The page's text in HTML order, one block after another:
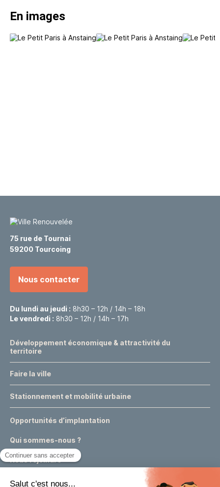
En images
75 rue de Tournai
59200 Tourcoing
Nous contacter
Du lundi au jeudi : 8h30 – 12h / 14h – 18h
Le vendredi : 8h30 – 12h / 14h – 17h
Développement économique & attractivité du
territoire
Faire la ville
Stationnement et mobilité urbaine
Opportunités d’implantation
Qui sommes-nous ?
Nous rejoindre
Actualités